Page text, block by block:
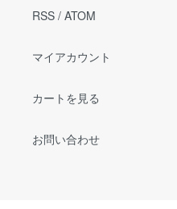
RSS / ATOM
マイアカウント
カートを見る
お問い合わせ